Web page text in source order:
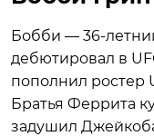
Бобби — 36-
дебютировал в
пополнил ростер
Братья Феррита
задушил